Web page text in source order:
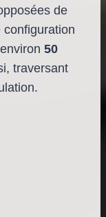
de
configuration
50
traversant